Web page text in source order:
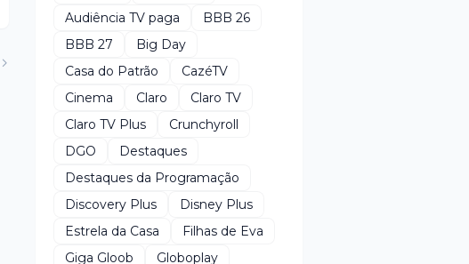
Audiência TV paga
BBB 26
BBB 27
Big Day
Casa do Patrão
CazéTV
Cinema
Claro
Claro TV
Claro TV Plus
Crunchyroll
DGO
Destaques
Destaques da Programação
Discovery Plus
Disney Plus
Estrela da Casa
Filhas de Eva
Giga Gloob
Globoplay